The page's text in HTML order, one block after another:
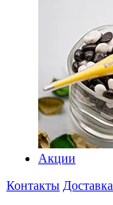
Акции
Контакты Доставка